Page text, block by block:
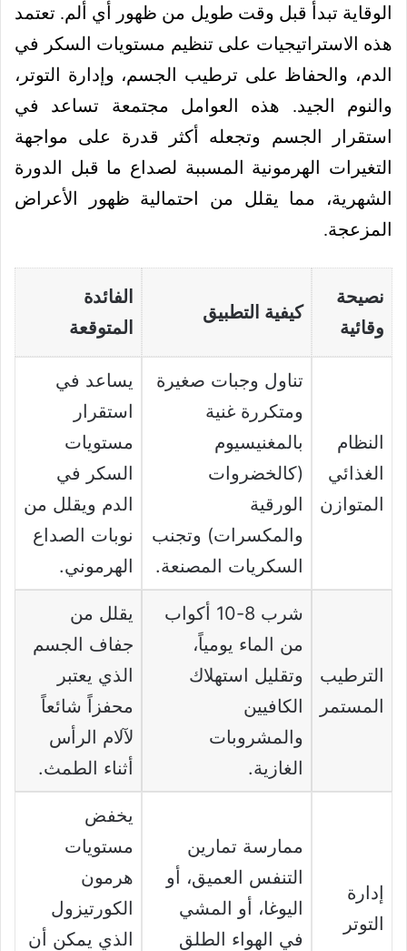
الوقاية تبدأ قبل وقت طويل من ظهور أي ألم. تعتمد
هذه الاستراتيجيات على تنظيم مستويات السكر في
الدم، والحفاظ على ترطيب الجسم، وإدارة التوتر،
والنوم الجيد. هذه العوامل مجتمعة تساعد في
استقرار الجسم وتجعله أكثر قدرة على مواجهة
التغيرات الهرمونية المسببة لصداع ما قبل الدورة
الشهرية، مما يقلل من احتمالية ظهور الأعراض
المزعجة.
نصيحة
وقائية
كيفية التطبيق
الفائدة
المتوقعة
النظام
الغذائي
المتوازن
تناول وجبات صغيرة
ومتكررة غنية
بالمغنيسيوم
(كالخضروات
الورقية
والمكسرات) وتجنب
السكريات المصنعة.
يساعد في
استقرار
مستويات
السكر في
الدم ويقلل من
نوبات الصداع
الهرموني.
الترطيب
المستمر
شرب 8-10 أكواب
من الماء يومياً،
وتقليل استهلاك
الكافيين
والمشروبات
الغازية.
يقلل من
جفاف الجسم
الذي يعتبر
محفزاً شائعاً
لآلام الرأس
أثناء الطمث.
إدارة
التوتر
ممارسة تمارين
التنفس العميق، أو
اليوغا، أو المشي
في الهواء الطلق
يخفض
مستويات
هرمون
الكورتيزول
الذي يمكن أن